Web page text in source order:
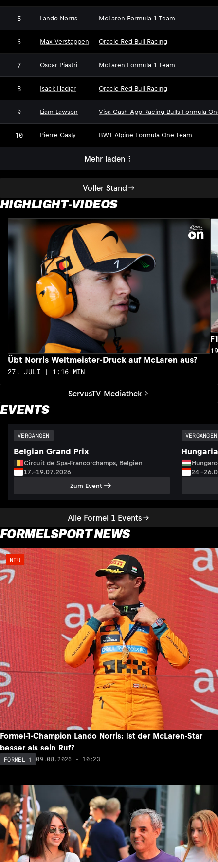
Voller Stand
5 Lando Norris McLaren Formula 1 Team
6 Max Verstappen Oracle Red Bull Racing
7 Oscar Piastri McLaren Formula 1 Team
8 Isack Hadjar Oracle Red Bull Racing
9 Liam Lawson Visa Cash App Racing Bulls Formula
10 Pierre Gasly BWT Alpine Formula One Team
Mehr laden
HIGHLIGHT-VIDEOS
ServusTV Mediathek
Übt Norris Weltmeister-Druck auf McLaren aus?
27. JULI | 1:16 MIN
EVENTS
Alle Formel 1 Events
VERGANGEN
Belgian Grand Prix
Circuit de Spa-Francorchamps, Belgien
17.–19.07.2026
Zum Event
VERGANGEN
FORMELSPORT NEWS
NEU
Formel-1-Champion Lando Norris: Ist der McLaren-Star
besser als sein Ruf?
FORMEL 1 09.08.2026 - 10:23